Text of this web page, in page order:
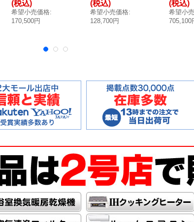
濃度検知 ※受注
生産品 [§◎【本
州四国送料無
(税込)
希望小売価格:
170,500円
G切替式 都市ガ
ス事業者向け ※
受注生産 [§◎
(税込)
希望小売価格:
128,700円
け [◎【
送料無
(税込)
希望小
705,100